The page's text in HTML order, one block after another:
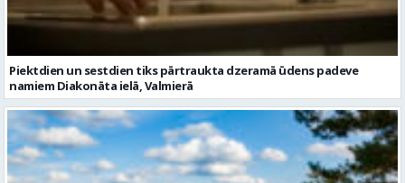
Piektdien un sestdien tiks pārtraukta dzeramā ūdens padeve
namiem Diakonāta ielā, Valmierā